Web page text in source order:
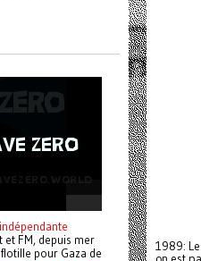
1989:
et FM, depuis mer
pour Gaza de